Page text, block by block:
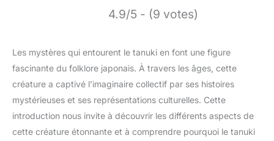
4.9/5 - (9 votes)
Les mystères qui entourent le tanuki en font une figure
fascinante du folklore japonais. À travers les âges, cette
créature a captivé l’imaginaire collectif par ses histoires
mystérieuses et ses représentations culturelles. Cette
introduction nous invite à découvrir les différents aspects de
cette créature étonnante et à comprendre pourquoi le tanuki